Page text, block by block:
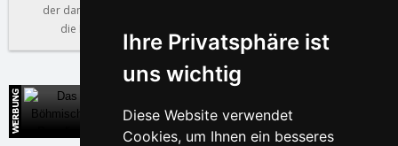
Ihre Privatsphäre ist
uns wichtig
Diese Website verwendet
Cookies, um Ihnen ein besseres
der damit verbundenen Dienstleistungen zu verarbeiten, siehe
die Bedingungen vom
Direkte Kontakte auf die Unterkunft